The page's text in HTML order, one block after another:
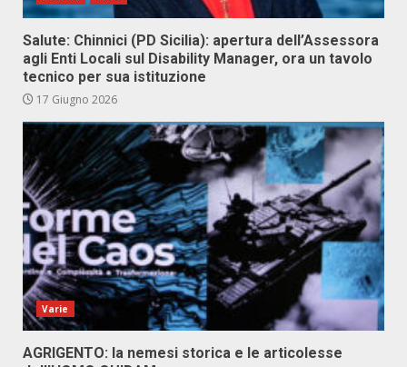
Salute: Chinnici (PD Sicilia): apertura dell’Assessora
agli Enti Locali sul Disability Manager, ora un tavolo
tecnico per sua istituzione
17 Giugno 2026
Varie
AGRIGENTO: la nemesi storica e le articolesse